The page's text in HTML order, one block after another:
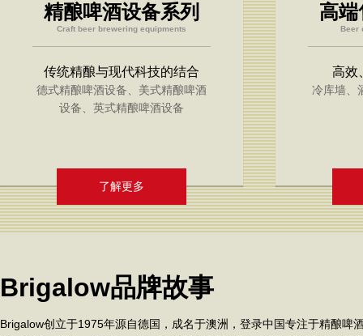
精酿啤酒设备系列
Craft beer brewering equipments
传统精酿与现代科技的结合
德式精酿啤酒设备、美式精酿啤酒
设备、英式精酿啤酒设备
了解更多
高
Beer
高效
冷库墙、
Brigalow品牌故事
Brigalow创立于1975年源自德国，成名于澳洲，登录中国专注于精酿啤